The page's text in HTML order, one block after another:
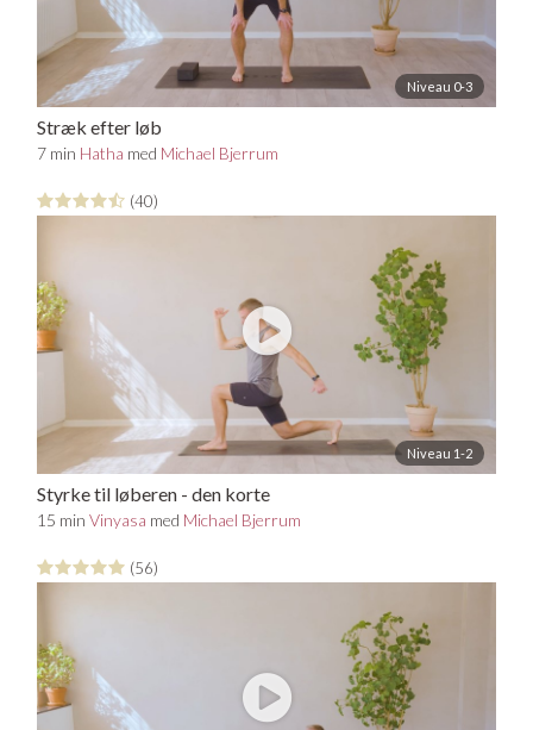
Niveau 0-3
Stræk efter løb
7 min Hatha med Michael Bjerrum
(40)
Niveau 1-2
Styrke til løberen - den korte
15 minVinyasa med Michael Bjerrum
(56)